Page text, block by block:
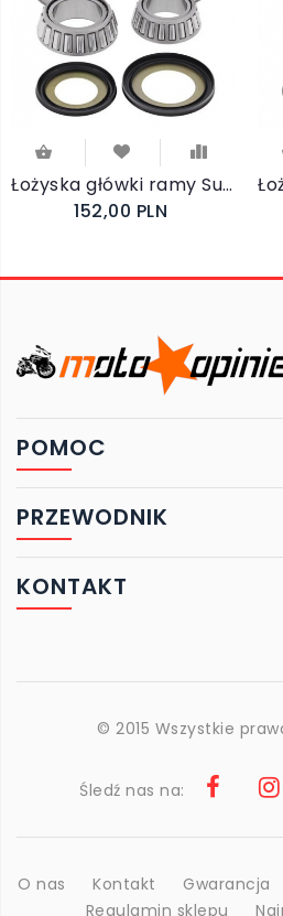
Łożyska główki ramy Suzuki VS 700 Intruder 86-87
152,00 PLN
POMOC
PRZEWODNIK
KONTAKT
© 2015 Wszystkie
Śledź nas na:
O nas Kontakt Gwarancja
Regulamin sklepu